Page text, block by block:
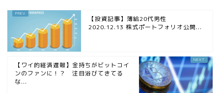
【投資記事】薄給20代男性
2020.12.13 株式ポートフォリオ公開...
【ワイ的経済遅報】金持ちがビットコイ
ンのファンに！？ 注目浴びてきてる
な...